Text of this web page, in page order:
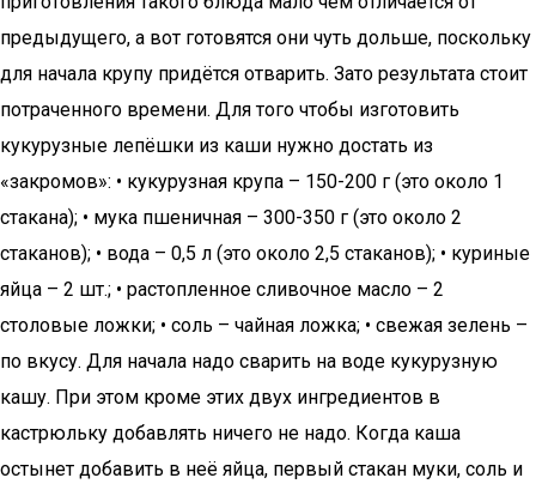
предыдущего, а вот готовятся они чуть дольше, поскольку
для начала крупу придётся отварить. Зато результата стоит
потраченного времени. Для того чтобы изготовить
кукурузные лепёшки из каши нужно достать из
«закромов»: • кукурузная крупа – 150-200 г (это около 1
стакана); • мука пшеничная – 300-350 г (это около 2
стаканов); • вода – 0,5 л (это около 2,5 стаканов); • куриные
яйца – 2 шт.; • растопленное сливочное масло – 2
столовые ложки; • соль – чайная ложка; • свежая зелень –
по вкусу. Для начала надо сварить на воде кукурузную
кашу. При этом кроме этих двух ингредиентов в
кастрюльку добавлять ничего не надо. Когда каша
остынет добавить в неё яйца, первый стакан муки, соль и